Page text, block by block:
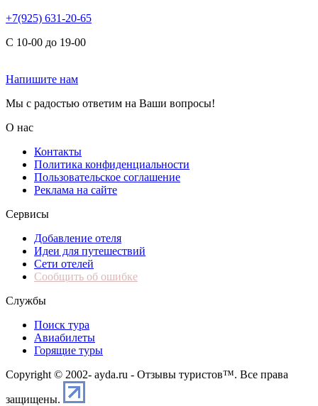
+7(925) 631-20-65
С 10-00 до 19-00
Напишите нам
Мы с радостью ответим на Ваши вопросы!
О нас
Контакты
Политика конфиденциальности
Пользовательское соглашение
Реклама на сайте
Сервисы
Добавление отеля
Идеи для путешествий
Сети отелей
Сообщить об ошибке
Службы
Поиск тура
Авиабилеты
Горящие туры
Copyright © 2002- ayda.ru - Отзывы туристов™. Все права
защищены.